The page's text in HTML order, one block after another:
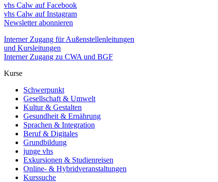
vhs Calw auf Facebook
vhs Calw auf Instagram
Newsletter abonnieren
Interner Zugang für Außenstellenleitungen
und Kursleitungen
Interner Zugang zu CWA und BGF
Kurse
Schwerpunkt
Gesellschaft & Umwelt
Kultur & Gestalten
Gesundheit & Ernährung
Sprachen & Integration
Beruf & Digitales
Grundbildung
junge vhs
Exkursionen & Studienreisen
Online- & Hybridveranstaltungen
Kurssuche